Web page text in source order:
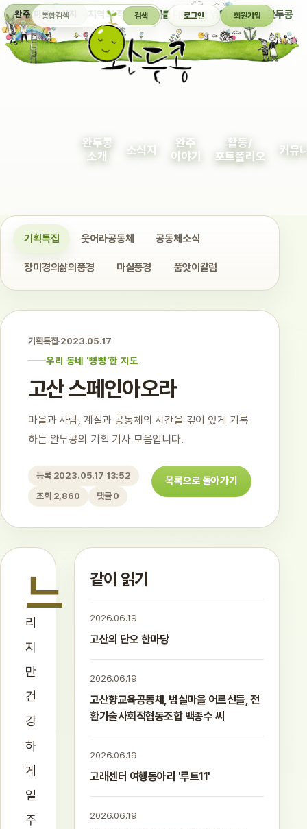
완주 마을 소식지 지역의 작은 이야기를 다정하게 엮어 보여주는 완두콩
통합검색 검색 로그인 회원가입
완두콩
소개
소식지
완주
이야기
활동/
포트폴리오
커뮤
기획특집 웃어라공동체 공동체소식
장미경의삶의풍경 마실풍경 품앗이칼럼
기획특집·2023.05.17
우리 동네 '빵빵'한 지도
고산 스페인아오라
마을과 사람, 계절과 공동체의 시간을 깊이 있게 기록
하는 완두콩의 기획 기사 모음입니다.
등록 2023.05.17 13:52
조회 2,860
댓글 0
목록으로 돌아가기
느
리
지
만
건
강
하
게
일
주
같이 읽기
2026.06.19
고산의 단오 한마당
2026.06.19
고산향교육공동체, 범실마을 어르신들, 전
환기술사회적협동조합 백종수 씨
2026.06.19
고래센터 여행동아리 '루트11'
2026.06.19